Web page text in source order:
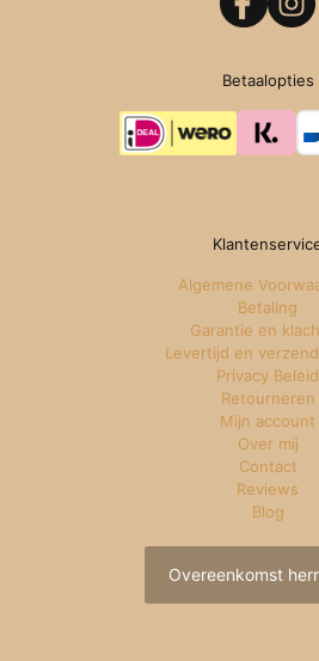
Betaalopties
Algemene
Betaling
Garantie en
Levertijd en
Privacy Beleid
Retourneren
Mijn account
Over mij
Contact
Reviews
Blog
Overeenkomst